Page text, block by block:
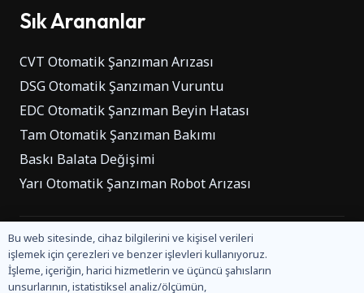
Sık Arananlar
CVT Otomatik Şanzıman Arızası
DSG Otomatik Şanzıman Vuruntu
EDC Otomatik Şanzıman Beyin Hatası
Tam Otomatik Şanzıman Bakımı
Baskı Balata Değişimi
Yarı Otomatik Şanzıman Robot Arızası
Otomatiksanzimantamir.com birEbay Otomotiv
kuruluşudur.
© Ebay Otomotiv Tüm Hakları saklıdır.
Bu web sitesinde, cihaz bilgilerini ve kişisel verileri
işlemek için çerezleri ve benzer işlevleri kullanıyoruz.
İşleme, içeriğin, harici hizmetlerin ve üçüncü şahısların
unsurlarının, istatistiksel analiz/ölçümün,